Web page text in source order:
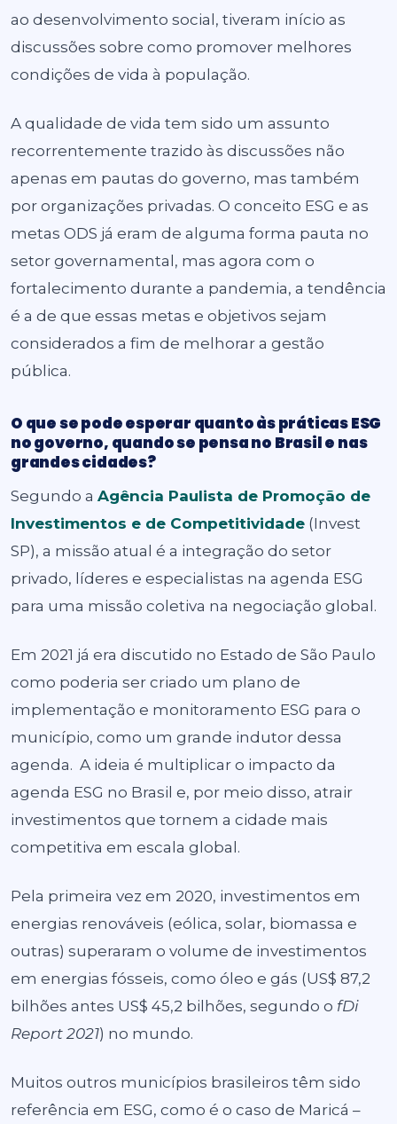
ao desenvolvimento social, tiveram início as
discussões sobre como promover melhores
condições de vida à população.
A qualidade de vida tem sido um assunto
recorrentemente trazido às discussões não
apenas em pautas do governo, mas também
por organizações privadas. O conceito ESG e as
metas ODS já eram de alguma forma pauta no
setor governamental, mas agora com o
fortalecimento durante a pandemia, a tendência
é a de que essas metas e objetivos sejam
considerados a fim de melhorar a gestão
pública.
O que se pode esperar quanto às práticas ESG
no governo, quando se pensa no Brasil e nas
grandes cidades?
Segundo a Agência Paulista de Promoção de
Investimentos e de Competitividade (Invest
SP), a missão atual é a integração do setor
privado, líderes e especialistas na agenda ESG
para uma missão coletiva na negociação global.
Em 2021 já era discutido no Estado de São Paulo
como poderia ser criado um plano de
implementação e monitoramento ESG para o
município, como um grande indutor dessa
agenda. A ideia é multiplicar o impacto da
agenda ESG no Brasil e, por meio disso, atrair
investimentos que tornem a cidade mais
competitiva em escala global.
Pela primeira vez em 2020, investimentos em
energias renováveis (eólica, solar, biomassa e
outras) superaram o volume de investimentos
em energias fósseis, como óleo e gás (US$ 87,2
bilhões antes US$ 45,2 bilhões, segundo o fDi
Report 2021) no mundo.
Muitos outros municípios brasileiros têm sido
referência em ESG, como é o caso de Maricá –